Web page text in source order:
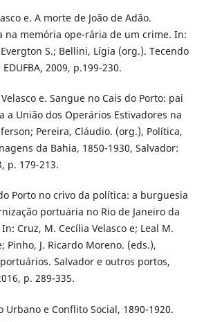
e. A morte de João de Adão.
na memória ope-rária de um crime. In:
S.; Bellini, Lígia (org.). Tecendo
2009, p.199-230.
e. Sangue no Cais do Porto: pai
a União dos Operários Estivadores na
Pereira, Cláudio. (org.), Política,
da Bahia, 1850-1930, Salvador:
p. 179-213.
Porto no crivo da política: a burguesia
portuária no Rio de Janeiro da
Cruz, M. Cecília Velasco e; Leal M.
Pinho, J. Ricardo Moreno. (eds.),
Salvador e outros portos,
p. 289-335.
Urbano e Conflito Social, 1890-1920.